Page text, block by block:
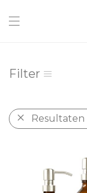
Filter
Resultaten